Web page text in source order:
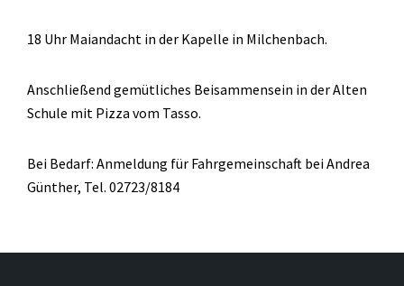
18 Uhr Maiandacht in der Kapelle in Milchenbach.
Anschließend gemütliches Beisammensein in der Alten
Schule mit Pizza vom Tasso.
Bei Bedarf: Anmeldung für Fahrgemeinschaft bei Andrea
Günther, Tel. 02723/8184